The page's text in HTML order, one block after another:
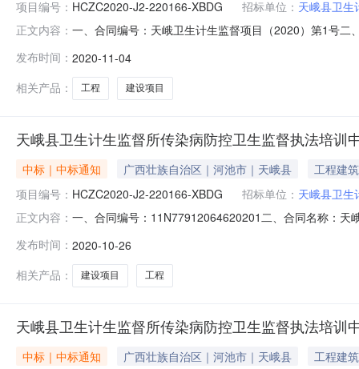
项目编号： HCZC2020-J2-220166-XBDG 招标单位： 天峨县卫生
正文内容： 一、合同编号：天峨卫生计生监督项目（2020）第1号
方）：天峨县第二建筑工程公司地址：天峨县六排镇城
发布时间： 2020-11-04
相关产品：
工程 建设项目
天峨县卫生计生监督所传染病防控卫生监督执法培训
中标｜中标通知 广西壮族自治区｜河池市｜天峨县
工程建筑
项目编号： HCZC2020-J2-220166-XBDG 招标单位： 天峨县卫生
正文内容： 一、合同编号：11N77912064620201二、合同名称：
民街4号联系方式：18178879800供应商（乙方）：天
发布时间： 2020-10-26
相关产品：
建设项目 工程
天峨县卫生计生监督所传染病防控卫生监督执法培训
中标｜中标通知 广西壮族自治区｜河池市｜天峨县
工程建筑